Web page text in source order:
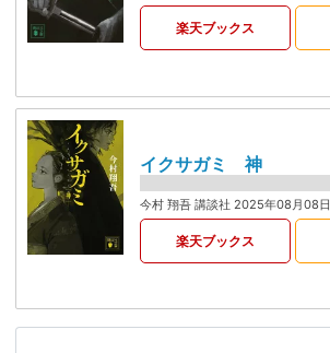
楽天ブックス
イクサガミ 神
今村 翔吾 講談社 2025年08月08日
楽天ブックス